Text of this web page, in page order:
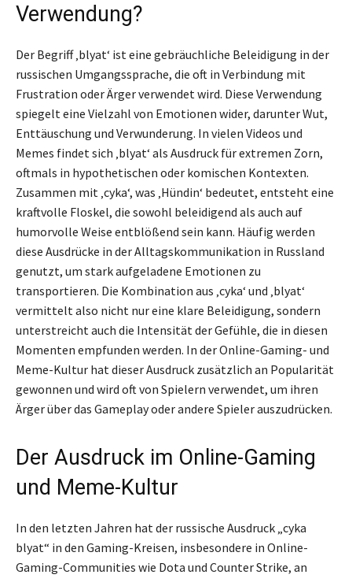
Verwendung?
Der Begriff ‚blyat‘ ist eine gebräuchliche Beleidigung in der
russischen Umgangssprache, die oft in Verbindung mit
Frustration oder Ärger verwendet wird. Diese Verwendung
spiegelt eine Vielzahl von Emotionen wider, darunter Wut,
Enttäuschung und Verwunderung. In vielen Videos und
Memes findet sich ‚blyat‘ als Ausdruck für extremen Zorn,
oftmals in hypothetischen oder komischen Kontexten.
Zusammen mit ‚cyka‘, was ‚Hündin‘ bedeutet, entsteht eine
kraftvolle Floskel, die sowohl beleidigend als auch auf
humorvolle Weise entblößend sein kann. Häufig werden
diese Ausdrücke in der Alltagskommunikation in Russland
genutzt, um stark aufgeladene Emotionen zu
transportieren. Die Kombination aus ‚cyka‘ und ‚blyat‘
vermittelt also nicht nur eine klare Beleidigung, sondern
unterstreicht auch die Intensität der Gefühle, die in diesen
Momenten empfunden werden. In der Online-Gaming- und
Meme-Kultur hat dieser Ausdruck zusätzlich an Popularität
gewonnen und wird oft von Spielern verwendet, um ihren
Ärger über das Gameplay oder andere Spieler auszudrücken.
Der Ausdruck im Online-Gaming
und Meme-Kultur
In den letzten Jahren hat der russische Ausdruck „cyka
blyat“ in den Gaming-Kreisen, insbesondere in Online-
Gaming-Communities wie Dota und Counter Strike, an